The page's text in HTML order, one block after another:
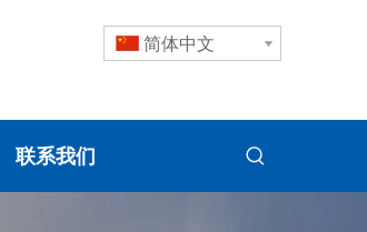
简体中文
联系我们